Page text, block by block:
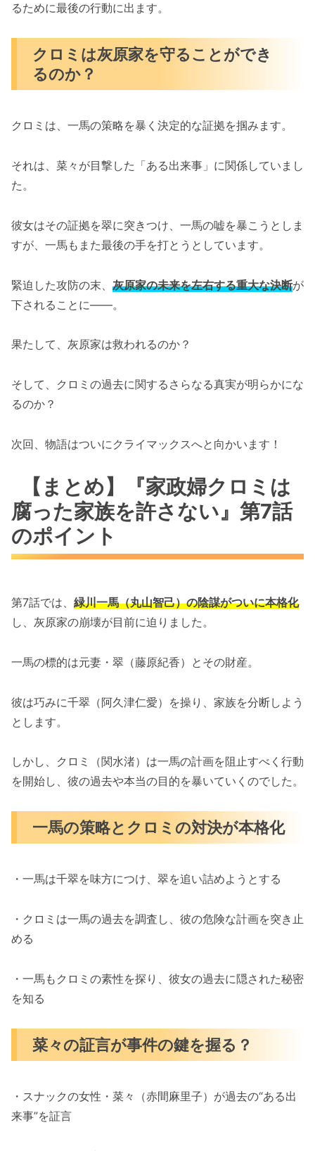
るために最後の行動に出ます。
クロミは灰原家を守ることができ
るのか？
クロミは、一馬の策略を暴く決定的な証拠を掴みます。
それは、菜々が目撃した「ある出来事」に関係していまし
た。
彼女はその証拠を翠に突きつけ、一馬の嘘を暴こうとしま
すが、一馬もまた最後の手を打とうとしています。
緊迫した攻防の末、 灰原家の未来を左右する重大な決断が
下されることに——。
果たして、灰原家は救われるのか？
そして、クロミの過去に関するさらなる真実が明らかにな
るのか？
次回、物語はついにクライマックスへと向かいます！
【まとめ】『家政婦クロミは
腐った家族を許さない』第7話
のポイント
第7話では、 緑川一馬（丸山智己）の陰謀がついに本格化
し、灰原家の崩壊が目前に迫りました。
一馬の標的は元妻・翠（藤原紀香）とその財産。
彼は巧みに千翠（阿久津仁愛）を操り、家族を分断しよう
とします。
しかし、クロミ（関水渚）は一馬の計画を阻止すべく行動
を開始し、彼の過去や本当の目的を暴いていくのでした。
一馬の策略とクロミの対決が本格化
・一馬は千翠を味方につけ、翠を追い詰めようとする
・クロミは一馬の過去を調査し、彼の危険な計画を突き止
める
・一馬もクロミの素性を探り、彼女の過去に隠された秘密
を知る
菜々の証言が事件の鍵を握る？
・スナックの女性・菜々（赤間麻里子）が過去の“ある出
来事”を証言